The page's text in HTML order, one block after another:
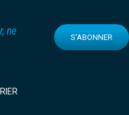
ne
S'ABONNER